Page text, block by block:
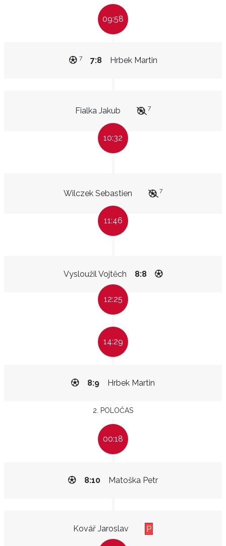
09:58
Hrbek Martin
7:8
7
Fialka Jakub 7
10:32
Wilczek Sebastien 7
11:46
Vysloužil Vojtěch 8:8
12:25
14:29
Hrbek Martin
8:9
2. POLOČAS
00:18
Matoška Petr
8:10
Kovář Jaroslav P